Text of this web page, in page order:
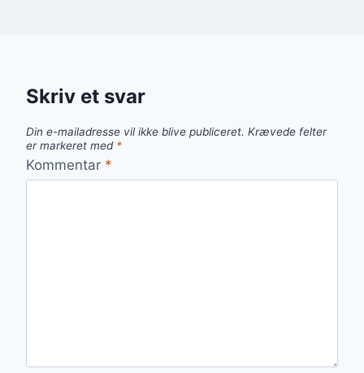
Skriv et svar
Din e-mailadresse vil ikke blive publiceret. Krævede felter
er markeret med *
Kommentar *